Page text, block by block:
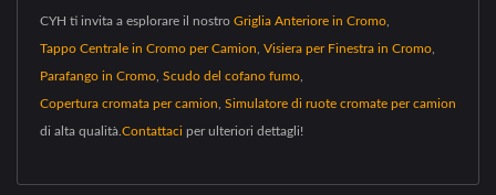
CYH ti invita a esplorare il nostro Griglia Anteriore in Cromo
Tappo Centrale in Cromo per Camion Visiera per Finestra in Cromo
Parafango in Cromo Scudo del cofano fumo
Copertura cromata per camion Simulatore di ruote cromate per camion
di alta qualità. Contattaci per ulteriori dettagli!